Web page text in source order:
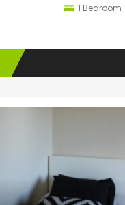
1 Bedroom